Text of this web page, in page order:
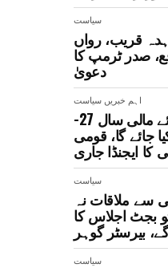
سیاست
قریب، رواں
صدر ٹرمپ کا
دعویٰ
اہم خبریں سیاست
وفاقی بجٹ برائے مالی سال 27-
جائے گا، قومی
کا ایجنڈا جاری
سیاست
سے ملاقات نہ
بجٹ اجلاس کا
بیرسٹر گوہر
سیاست